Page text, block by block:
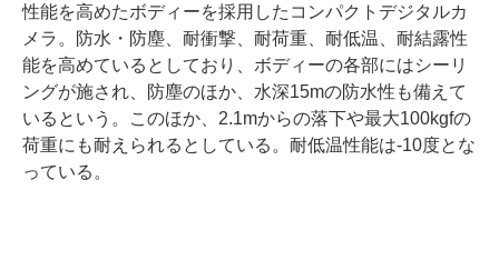
性能を高めたボディーを採用したコンパクトデジタルカ
メラ。防水・防塵、耐衝撃、耐荷重、耐低温、耐結露性
能を高めているとしており、ボディーの各部にはシーリ
ングが施され、防塵のほか、水深15mの防水性も備えて
いるという。このほか、2.1mからの落下や最大100kgfの
荷重にも耐えられるとしている。耐低温性能は-10度とな
っている。